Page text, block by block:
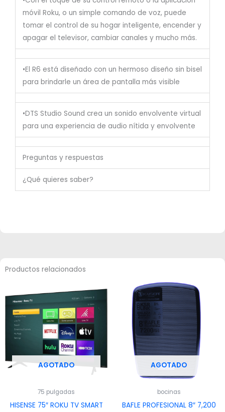
móvil Roku, o un simple comando de voz, puede
tomar el control de su hogar inteligente, encender y
apagar el televisor, cambiar canales y mucho más.
•El R6 está diseñado con un hermoso diseño sin bisel
para brindarle un área de pantalla más visible
•DTS Studio Sound crea un sonido envolvente virtual
para una experiencia de audio nítida y envolvente
Preguntas y respuestas
¿Qué quieres saber?
Productos relacionados
AGOTADO
75 pulgadas
HISENSE 75″ ROKU TV SMART
AGOTADO
bocinas
BAFLE PROFESIONAL 8″ 7,200